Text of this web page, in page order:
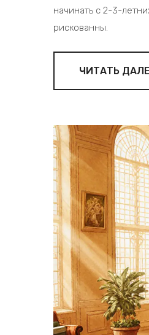
начинать с 2-3-
рискованны.
ЧИТАТЬ